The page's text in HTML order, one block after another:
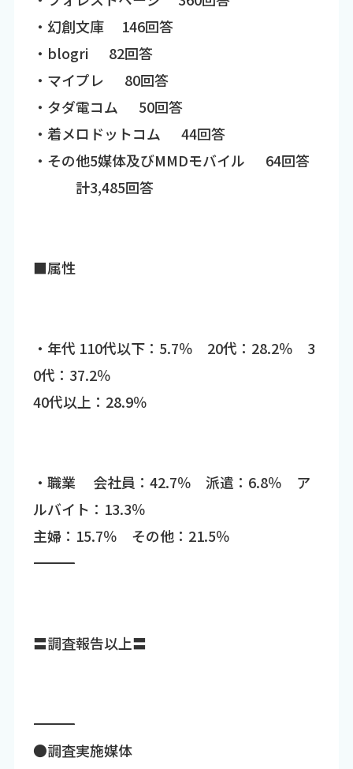
・幻創文庫 146回答
・blogri 82回答
・マイプレ 80回答
・タダ電コム 50回答
・着メロドットコム 44回答
・その他5媒体及びMMDモバイル 64回答
計3,485回答
■属性
・年代 110代以下：5.7％ 20代：28.2％ 3
0代：37.2％
40代以上：28.9％
・職業 会社員：42.7％ 派遣：6.8％ ア
ルバイト：13.3％
主婦：15.7％ その他：21.5％
―――――――――――――――――――――――――――――――――――
〓調査報告以上〓
―――――――――――――――――――――――――――――――――――
●調査実施媒体